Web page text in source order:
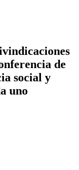
de
social y
uno